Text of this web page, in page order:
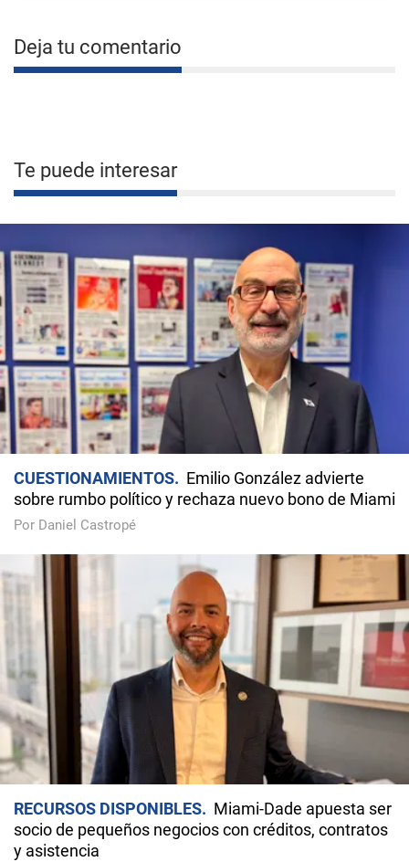
Deja tu comentario
Te puede interesar
CUESTIONAMIENTOS
Emilio González advierte
sobre rumbo político y rechaza nuevo bono de Miami
Por Daniel Castropé
RECURSOS DISPONIBLES
Miami-Dade apuesta ser
socio de pequeños negocios con créditos, contratos
y asistencia